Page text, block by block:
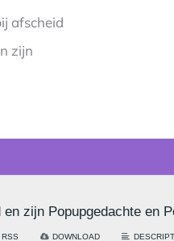
afscheid
zijn